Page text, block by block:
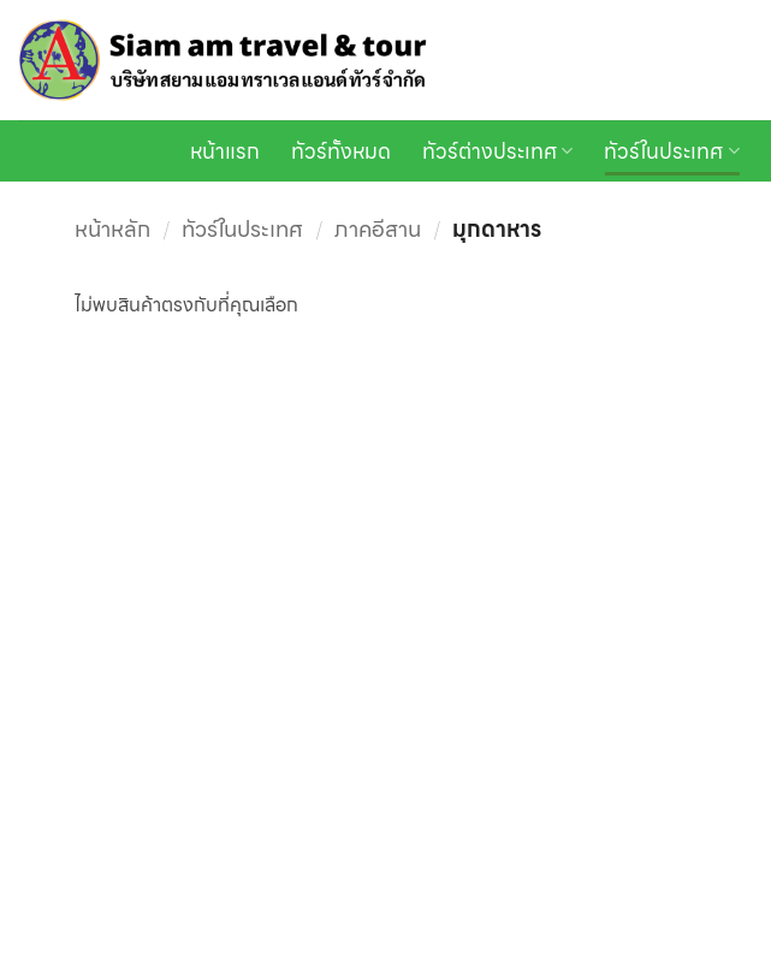
ยัง
เนื้อหา
หน้าแรก ทัวร์ทั้งหมด ทัวร์ต่างประเทศ ทัวร์ในประเทศ
หน้าหลัก / ทัวร์ในประเทศ / ภาคอีสาน / มุกดาหาร
ไม่พบสินค้าตรงกับที่คุณเลือก